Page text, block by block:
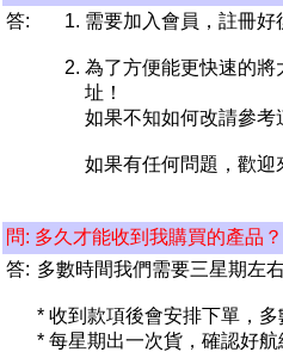
答:
需要加入會員，註冊
為了方便能更快速的
址！
如果不知如何改請參
如果有任何問題，歡
問: 多久才能收到我購買的產品？
答: 多數時間我們需要三星期左
* 收到款項後會安排下單，
* 每星期出一次貨，確認好